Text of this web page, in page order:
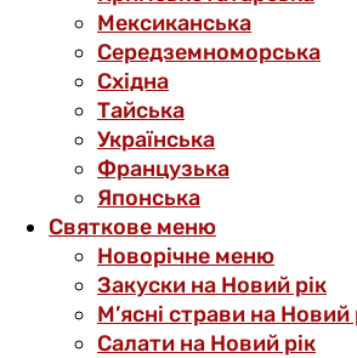
Мексиканська
Середземноморська
Східна
Тайська
Українська
Французька
Японська
Святкове меню
Новорічне меню
Закуски на Новий рік
М’ясні страви на Новий
Салати на Новий рік